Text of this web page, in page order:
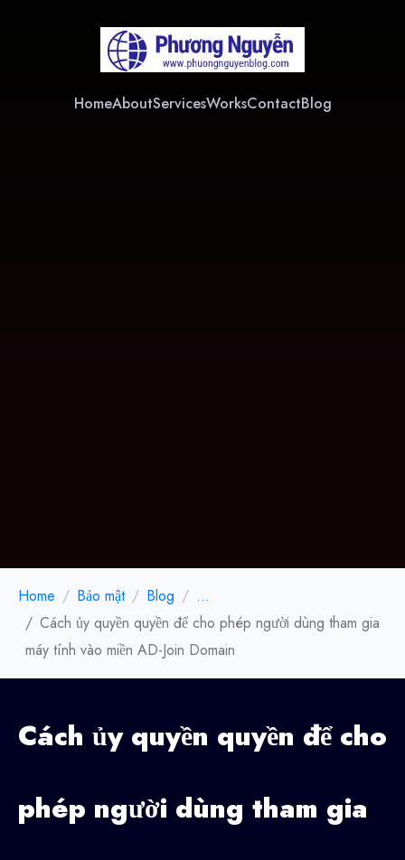
HomeAboutServicesWorksContactBlog
Home Bảo mật Blog
...
Cách ủy quyền quyền để cho phép người dùng tham gia
máy tính vào miền AD-Join Domain
Cách ủy quyền quyền để cho
phép người dùng tham gia